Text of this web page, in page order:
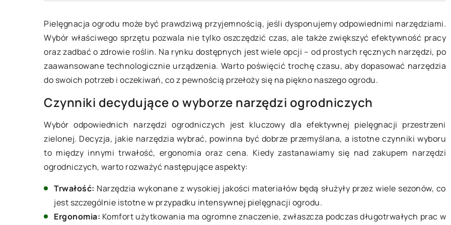
Pielęgnacja ogrodu może być prawdziwą przyjemnością, jeśli dysponujemy odpowiednimi narzędziami.
Wybór właściwego sprzętu pozwala nie tylko oszczędzić czas, ale także zwiększyć efektywność pracy
oraz zadbać o zdrowie roślin. Na rynku dostępnych jest wiele opcji – od prostych ręcznych narzędzi, po
zaawansowane technologicznie urządzenia. Warto poświęcić trochę czasu, aby dopasować narzędzia
do swoich potrzeb i oczekiwań, co z pewnością przełoży się na piękno naszego ogrodu.
Czynniki decydujące o wyborze narzędzi ogrodniczych
Wybór odpowiednich narzędzi ogrodniczych jest kluczowy dla efektywnej pielęgnacji przestrzeni
zielonej. Decyzja, jakie narzędzia wybrać, powinna być dobrze przemyślana, a istotne czynniki wyboru
to między innymi trwałość, ergonomia oraz cena. Kiedy zastanawiamy się nad zakupem narzędzi
ogrodniczych, warto rozważyć następujące aspekty:
Trwałość: Narzędzia wykonane z wysokiej jakości materiałów będą służyły przez wiele sezonów, co
jest szczególnie istotne w przypadku intensywnej pielęgnacji ogrodu.
Ergonomia: Komfort użytkowania ma ogromne znaczenie, zwłaszcza podczas długotrwałych prac w
stycznia 2026
wybrać idealny ochraniacz na
dla alergików?
się, na co zwrócić uwagę
wyborze ochraniacza na
aby zapewnić najlepszą
przed alergenami i zapewnić
sen. Poznaj kluczowe
które pomogą alergikom spać
i bezpiecznie każdej
12 kwietnia 2024
Jak wybór odpowiedniej metody
frezowania wpływa na
efektywność systemów
kominowych?
Odkryj, jak wybór metody frezowania
może zwiększyć efektywność
systemów kominowych. Ten artykuł
przybliża znaczenie prawidłowego
doboru techniki i jak ona wpływa na
13 sierpnia 2025
Innowacyjne technologie w
kosiarkach akumulatorowych:
nowoczesne silniki
zmieniają pielęgnację ogrodów
Odkryj, jak innowacyjne
technologiczne w kosiarkach
akumulatorowych przyczyniają
ogrodów. Dowiedz się o zaletach
bezszczotkowych i ich wpływie na